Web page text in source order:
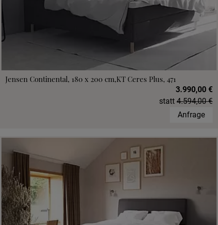
Jensen Continental, 180 x 200 cm,KT Ceres Plus, 471
3.990,00 €
statt 4.594,00 €
Anfrage